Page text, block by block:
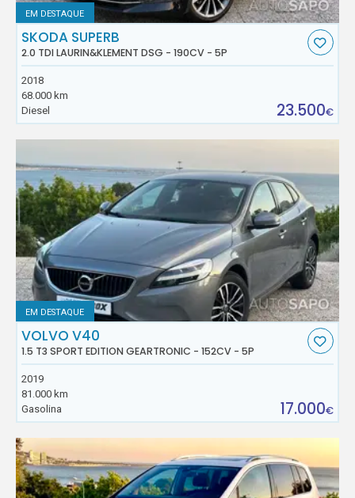
EM DESTAQUE
SKODA SUPERB
2.0 TDI LAURIN&KLEMENT DSG - 190CV - 5P
2018
68.000 km
Diesel
23.500€
EM DESTAQUE
VOLVO V40
1.5 T3 SPORT EDITION GEARTRONIC - 152CV - 5P
2019
81.000 km
Gasolina
17.000€